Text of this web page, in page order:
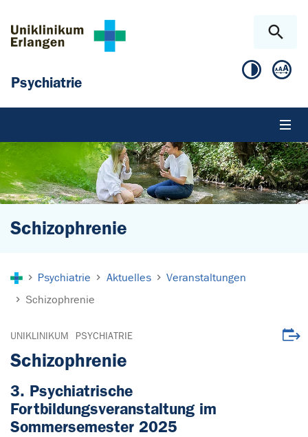
Psychiatrie
Schizophrenie
Psychiatrie Aktuelles
Veranstaltungen
Schizophrenie
UNIKLINIKUM PSYCHIATRIE
Schizophrenie
3. Psychiatrische
Fortbildungsveranstaltung im
Sommersemester 2025